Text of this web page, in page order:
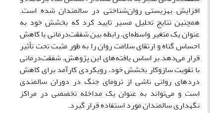
افزایش بهزیستی روان‌شناختی در سالمندان شده است.
همچنین نتایج تحلیل مسیر تایید کرد که بخشش خود به
عنوان یک متغیر واسطه‌ای، رابطه بین شفقت‌درمانی با کاهش
احساس گناه و ارتقای سلامت روان را به طور مثبت تحت تأثیر
قرار می‌دهد.بر اساس یافته‌های این پژوهش، شفقت‌درمانی
با تقویت سازوکار بخشش خود، رویکردی کارآمد برای کاهش
دردهای روانی ناشی از ترومای جنگ در دوران سالمندی
است و می‌تواند به عنوان یک مداخله تخصصی در مراکز
نگهداری سالمندان مورد استفاده قرار گیرد.